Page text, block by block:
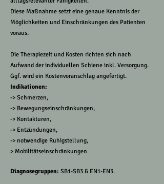
Diese Maßnahme setzt eine genaue Kenntnis der
Möglichkeiten und Einschränkungen des Patienten
voraus.
Die Therapiezeit und Kosten richten sich nach
Aufwand der individuellen Schiene inkl. Versorgung.
Ggf. wird ein Kostenvoranschlag angefertigt.
Indikationen:
-> Schmerzen,
-> Bewegungseinschränkungen,
-> Kontakturen,
-> Entzündungen,
-> notwendige Ruhigstellung,
> Mobilitätseinschränkungen
Diagnosegruppen: SB1-SB3 & EN1-EN3.​